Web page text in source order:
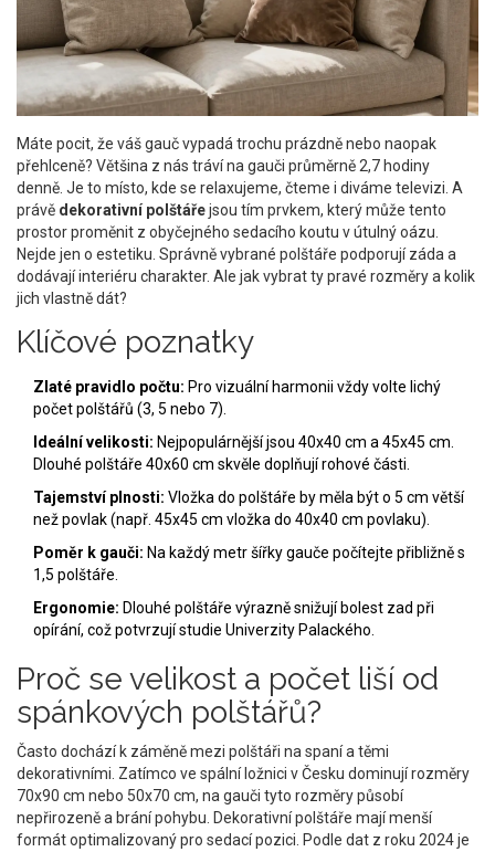
Máte pocit, že váš gauč vypadá trochu prázdně nebo naopak
přehlceně? Většina z nás tráví na gauči průměrně 2,7 hodiny
denně. Je to místo, kde se relaxujeme, čteme i diváme televizi. A
právě dekorativní polštářejsou tím prvkem, který může tento
prostor proměnit z obyčejného sedacího koutu v útulný oázu.
Nejde jen o estetiku. Správně vybrané polštáře podporují záda a
dodávají interiéru charakter. Ale jak vybrat ty pravé rozměry a kolik
jich vlastně dát?
Klíčové poznatky
Zlaté pravidlo počtu: Pro vizuální harmonii vždy volte lichý
počet polštářů (3, 5 nebo 7).
Ideální velikosti: Nejpopulárnější jsou 40x40 cm a 45x45 cm.
Dlouhé polštáře 40x60 cm skvěle doplňují rohové části.
Tajemství plnosti: Vložka do polštáře by měla být o 5 cm větší
než povlak (např. 45x45 cm vložka do 40x40 cm povlaku).
Poměr k gauči: Na každý metr šířky gauče počítejte přibližně s
1,5 polštáře.
Ergonomie: Dlouhé polštáře výrazně snižují bolest zad při
opírání, což potvrzují studie Univerzity Palackého.
Proč se velikost a počet liší od
spánkových polštářů?
Často dochází k záměně mezi polštáři na spaní a těmi
dekorativními. Zatímco ve spální ložnici v Česku dominují rozměry
70x90 cm nebo 50x70 cm, na gauči tyto rozměry působí
nepřirozeně a brání pohybu. Dekorativní polštáře mají menší
formát optimalizovaný pro sedací pozici. Podle dat z roku 2024 je